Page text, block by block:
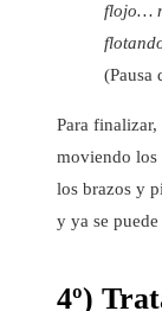
flojo…
(Pausa
Para
moviendo los
los brazos y
y ya se
4º)